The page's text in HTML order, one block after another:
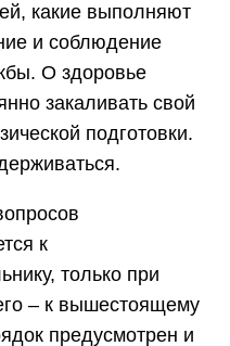
какие выполняют
и соблюдение
О здоровье
закаливать свой
подготовки.
к
только при
– к вышестоящему
предусмотрен и